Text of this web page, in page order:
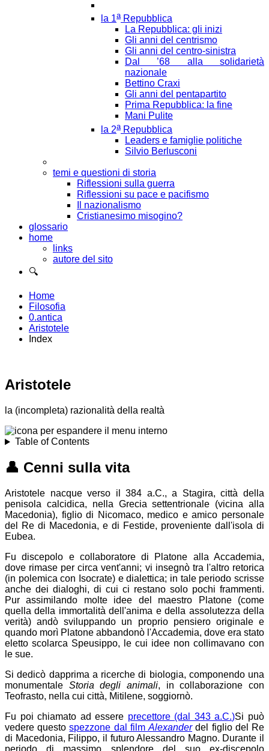
la 1aRepubblica
La Repubblica: gli inizi
Gli anni del centrismo
Gli anni del centro-sinistra
Dal ’68 alla solidarietà
nazionale
Bettino Craxi
Gli anni del pentapartito
Prima Repubblica: la fine
Mani Pulite
la 2aRepubblica
Leaders e famiglie politiche
Silvio Berlusconi
temi e questioni di storia
Riflessioni sulla guerra
Riflessioni su pace e pacifismo
Il nazionalismo
Cristianesimo misogino?
glossario
home
links
autore del sito
🔍
Home
Filosofia
0.antica
Aristotele
Index
Aristotele
la (incompleta) razionalità della realtà
Table of Contents
👤 Cenni sulla vita
Aristotele nacque verso il 384 a.C., a Stagira, città della
penisola calcidica, nella Grecia settentrionale (vicina alla
Macedonia), figlio di Nicomaco, medico e amico personale
del Re di Macedonia, e di Festide, proveniente dall'isola di
Eubea.
Fu discepolo e collaboratore di Platone alla Accademia,
dove rimase per circa vent'anni; vi insegnò tra l'altro retorica
(in polemica con Isocrate) e dialettica; in tale periodo scrisse
anche dei dialoghi, di cui ci restano solo pochi frammenti.
Pur assimilando molte idee del maestro Platone (come
quella della immortalità dell'anima e della assolutezza della
verità) andò sviluppando un proprio pensiero originale e
quando morì Platone abbandonò l'Accademia, dove era stato
eletto scolarca Speusippo, le cui idee non collimavano con
le sue.
Si dedicò dapprima a ricerche di biologia, componendo una
monumentale Storia degli animali, in collaborazione con
Teofrasto, nella cui città, Mitilene, soggiornò.
Fu poi chiamato ad essere precettore (dal 343 a.C.)Si può
vedere questospezzone dal filmAlexanderdel figlio del Re
di Macedonia, Filippo, il futuro Alessandro Magno. Durante il